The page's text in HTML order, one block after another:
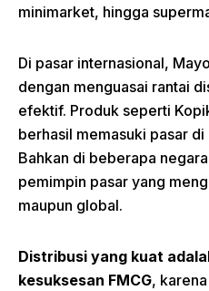
minimarket, hingga
Di pasar internasional,
dengan menguasai rantai
efektif. Produk seperti
berhasil memasuki pasar
Bahkan di beberapa
pemimpin pasar yang
maupun global.
Distribusi yang kuat
kesuksesan FMCG,